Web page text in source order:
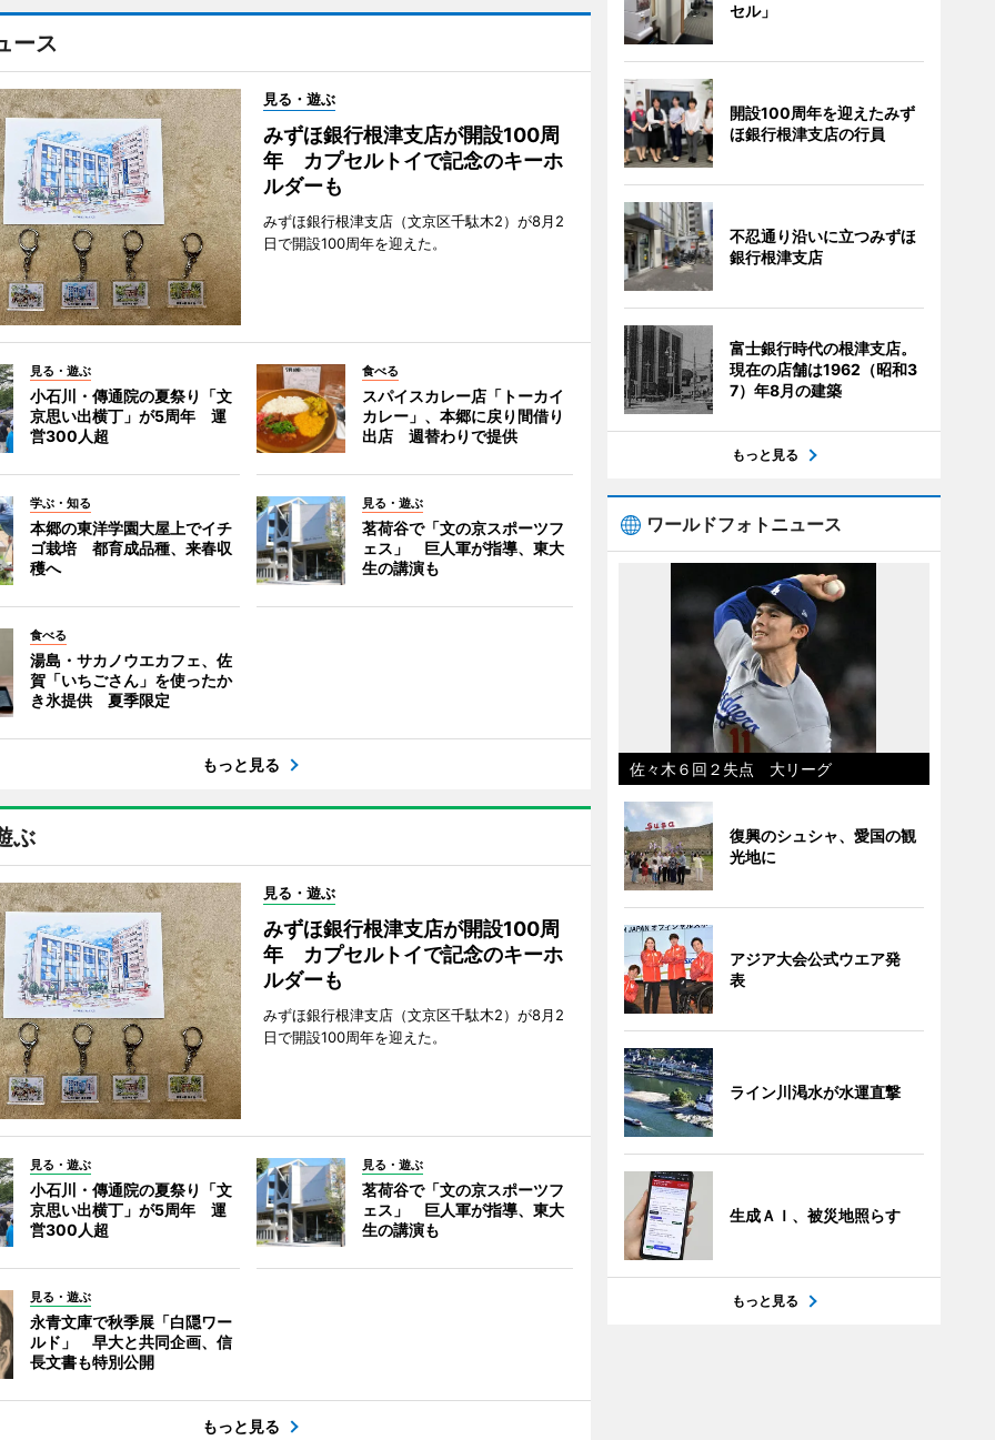
ース
見る・遊ぶ
みずほ銀行根津支店が開設100周
年 カプセルトイで記念のキーホ
ルダーも
みずほ銀行根津支店（文京区千駄木2）が8月2
日で開設100周年を迎えた。
見る・遊ぶ
小石川・傳通院の夏祭り「文
京思い出横丁」が5周年 運
営300人超
食べる
スパイスカレー店「トーカイ
カレー」、本郷に戻り間借り
出店 週替わりで提供
学ぶ・知る
本郷の東洋学園大屋上でイチ
ゴ栽培 都育成品種、来春収
穫へ
見る・遊ぶ
茗荷谷で「文の京スポーツフ
ェス」 巨人軍が指導、東大
生の講演も
食べる
湯島・サカノウエカフェ、佐
賀「いちごさん」を使ったか
き氷提供 夏季限定
もっと見る
ぶ
見る・遊ぶ
みずほ銀行根津支店が開設100周
年 カプセルトイで記念のキーホ
ルダーも
みずほ銀行根津支店（文京区千駄木2）が8月2
日で開設100周年を迎えた。
見る・遊ぶ
小石川・傳通院の夏祭り「文
京思い出横丁」が5周年 運
営300人超
見る・遊ぶ
茗荷谷で「文の京スポーツフ
ェス」 巨人軍が指導、東大
生の講演も
見る・遊ぶ
永青文庫で秋季展「白隠ワー
ルド」 早大と共同企画、信
長文書も特別公開
もっと見る
セル」
開設100周年を迎えたみず
ほ銀行根津支店の行員
不忍通り沿いに立つみずほ
銀行根津支店
富士銀行時代の根津支店。
現在の店舗は1962（昭和3
7）年8月の建築
もっと見る
ワールドフォトニュース
佐々木６回２失点 大リーグ
復興のシュシャ、愛国の観
光地に
アジア大会公式ウエア発
表
ライン川渇水が水運直撃
生成ＡＩ、被災地照らす
もっと見る